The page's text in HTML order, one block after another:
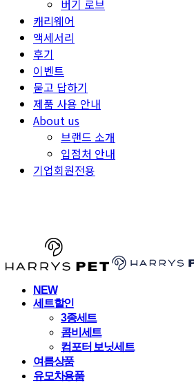
버기 로브
캐리웨어
액세서리
후기
이벤트
묻고 답하기
제품 사용 안내
About us
브랜드 소개
입점처 안내
기업회원전용
NEW
세트할인
3종세트
콤비세트
컴포터 보닛세트
여름상품
유모차용품